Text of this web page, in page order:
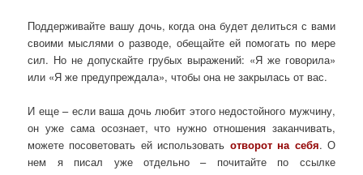
Поддерживайте вашу дочь, когда она будет делиться с вами
своими мыслями о разводе, обещайте ей помогать по мере
сил. Но не допускайте грубых выражений: «Я же говорила»
или «Я же предупреждала», чтобы она не закрылась от вас.
И еще – если ваша дочь любит этого недостойного мужчину,
он уже сама осознает, что нужно отношения заканчивать,
можете посоветовать ей использовать отворот на себя. О
нем я писал уже отдельно – почитайте по ссылке